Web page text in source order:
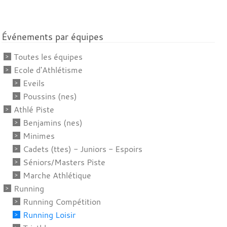
Événements par équipes
Toutes les équipes
Ecole d'Athlétisme
Eveils
Poussins (nes)
Athlé Piste
Benjamins (nes)
Minimes
Cadets (ttes) - Juniors - Espoirs
Séniors/Masters Piste
Marche Athlétique
Running
Running Compétition
Running Loisir